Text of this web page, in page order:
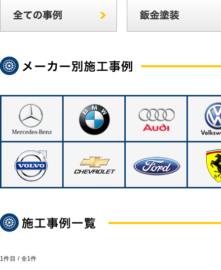
1件目 / 全1件